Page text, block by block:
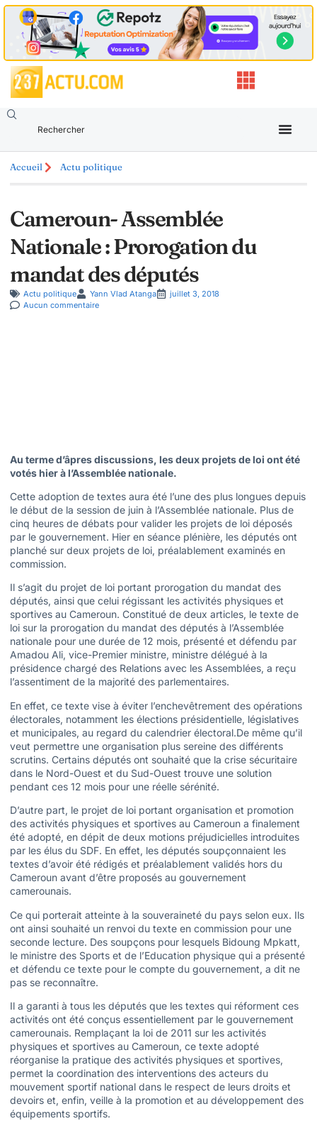
Accueil Actu politique
Cameroun- Assemblée
Nationale : Prorogation du
mandat des députés
Actu politique Yann Vlad Atanga
juillet 3, 2018
Aucun commentaire
Au terme d’âpres discussions, les deux projets de loi ont été
votés hier à l’Assemblée nationale.
Cette adoption de textes aura été l’une des plus longues depuis
le début de la session de juin à l’Assemblée nationale. Plus de
cinq heures de débats pour valider les projets de loi déposés
par le gouvernement. Hier en séance plénière, les députés ont
planché sur deux projets de loi, préalablement examinés en
commission.
Il s’agit du projet de loi portant prorogation du mandat des
députés, ainsi que celui régissant les activités physiques et
sportives au Cameroun. Constitué de deux articles, le texte de
loi sur la prorogation du mandat des députés à l’Assemblée
nationale pour une durée de 12 mois, présenté et défendu par
Amadou Ali, vice-Premier ministre, ministre délégué à la
présidence chargé des Relations avec les Assemblées, a reçu
l’assentiment de la majorité des parlementaires.
En effet, ce texte vise à éviter l’enchevêtrement des opérations
électorales, notamment les élections présidentielle, législatives
et municipales, au regard du calendrier électoral.De même qu’il
veut permettre une organisation plus sereine des différents
scrutins. Certains députés ont souhaité que la crise sécuritaire
dans le Nord-Ouest et du Sud-Ouest trouve une solution
pendant ces 12 mois pour une réelle sérénité.
D’autre part, le projet de loi portant organisation et promotion
des activités physiques et sportives au Cameroun a finalement
été adopté, en dépit de deux motions préjudicielles introduites
par les élus du SDF. En effet, les députés soupçonnaient les
textes d’avoir été rédigés et préalablement validés hors du
Cameroun avant d’être proposés au gouvernement
camerounais.
Ce qui porterait atteinte à la souveraineté du pays selon eux. Ils
ont ainsi souhaité un renvoi du texte en commission pour une
seconde lecture. Des soupçons pour lesquels Bidoung Mpkatt,
le ministre des Sports et de l’Education physique qui a présenté
et défendu ce texte pour le compte du gouvernement, a dit ne
pas se reconnaître.
Il a garanti à tous les députés que les textes qui réforment ces
activités ont été conçus essentiellement par le gouvernement
camerounais. Remplaçant la loi de 2011 sur les activités
physiques et sportives au Cameroun, ce texte adopté
réorganise la pratique des activités physiques et sportives,
permet la coordination des interventions des acteurs du
mouvement sportif national dans le respect de leurs droits et
devoirs et, enfin, veille à la promotion et au développement des
équipements sportifs.